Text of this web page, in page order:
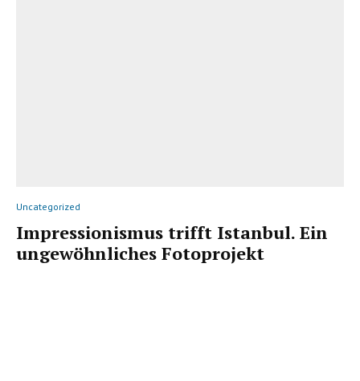
Uncategorized
Impressionismus trifft Istanbul. Ein
ungewöhnliches Fotoprojekt